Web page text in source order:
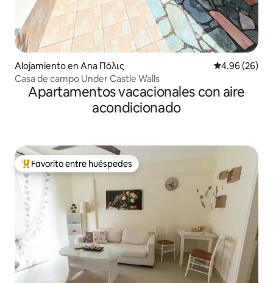
Alojamiento en Ana Πόλις Calificación
4.96 (26)
Casa de campo Under Castle Walls
Apartamentos vacacionales con aire
acondicionado
Favorito entre huéspedes preferido
Favorito entre huéspedes